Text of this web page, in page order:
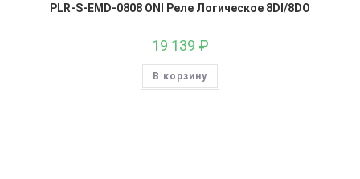
PLR-S-EMD-0808 ONI Реле Логическое 8DI/8DO
19 139 ₽
В корзину